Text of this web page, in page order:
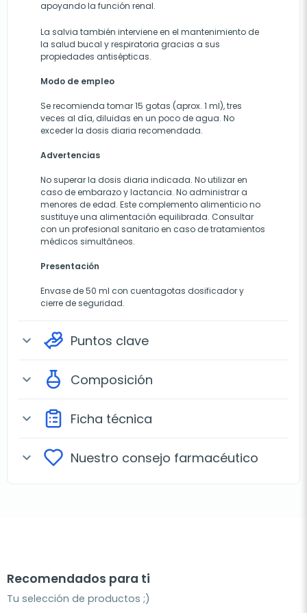
apoyando la función renal.
La salvia también interviene en el mantenimiento de
la salud bucal y respiratoria gracias a sus
propiedades antisépticas.
Modo de empleo
Se recomienda tomar 15 gotas (aprox. 1 ml), tres
veces al día, diluidas en un poco de agua. No
exceder la dosis diaria recomendada.
Advertencias
No superar la dosis diaria indicada. No utilizar en
caso de embarazo y lactancia. No administrar a
menores de edad. Este complemento alimenticio no
sustituye una alimentación equilibrada. Consultar
con un profesional sanitario en caso de tratamientos
médicos simultáneos.
Presentación
Envase de 50 ml con cuentagotas dosificador y
cierre de seguridad.
expand_more Puntos clave
expand_more Composición
expand_more Ficha técnica
expand_more Nuestro consejo farmacéutico
Recomendados para ti
Tu selección de productos ;)